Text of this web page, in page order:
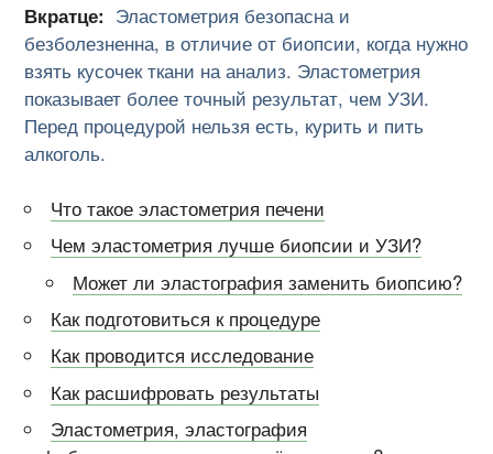
Вкратце: Эластометрия безопасна и
безболезненна, в отличие от биопсии, когда нужно
взять кусочек ткани на анализ. Эластометрия
показывает более точный результат, чем УЗИ.
Перед процедурой нельзя есть, курить и пить
алкоголь.
Что такое эластометрия печени
Чем эластометрия лучше биопсии и УЗИ?
Может ли эластография заменить биопсию?
Как подготовиться к процедуре
Как проводится исследование
Как расшифровать результаты
Эластометрия, эластография